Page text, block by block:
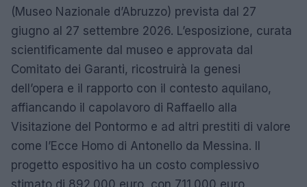
(Museo Nazionale d’Abruzzo) prevista dal 27
giugno al 27 settembre 2026. L’esposizione, curata
scientificamente dal museo e approvata dal
Comitato dei Garanti, ricostruirà la genesi
dell’opera e il rapporto con il contesto aquilano,
affiancando il capolavoro di Raffaello alla
Visitazione del Pontormo e ad altri prestiti di valore
come l’Ecce Homo di Antonello da Messina. Il
progetto espositivo ha un costo complessivo
stimato di 892.000 euro, con 711.000 euro